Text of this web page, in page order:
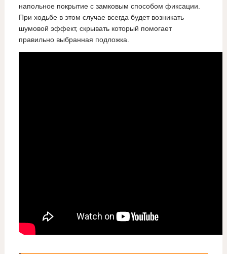
напольное покрытие с замковым способом фиксации.
При ходьбе в этом случае всегда будет возникать
шумовой эффект, скрывать который помогает
правильно выбранная подложка.